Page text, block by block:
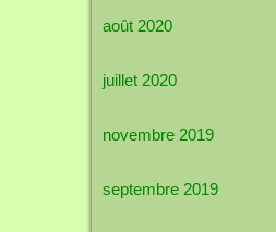
août 2020
juillet 2020
novembre 2019
septembre 2019